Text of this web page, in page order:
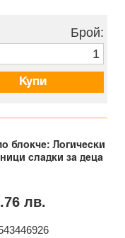
Брой:
Купи
блокче: Логически
сладки за деца
лв.